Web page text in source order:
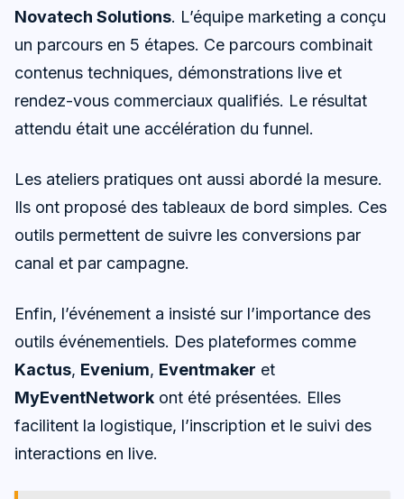
Novatech Solutions. L’équipe marketing a conçu
un parcours en 5 étapes. Ce parcours combinait
contenus techniques, démonstrations live et
rendez-vous commerciaux qualifiés. Le résultat
attendu était une accélération du funnel.
Les ateliers pratiques ont aussi abordé la mesure.
Ils ont proposé des tableaux de bord simples. Ces
outils permettent de suivre les conversions par
canal et par campagne.
Enfin, l’événement a insisté sur l’importance des
outils événementiels. Des plateformes comme
Kactus, Evenium, Eventmaker et
MyEventNetwork ont été présentées. Elles
facilitent la logistique, l’inscription et le suivi des
interactions en live.